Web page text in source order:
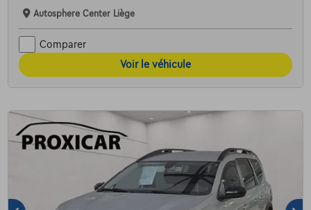
Autosphere Center Liège
Comparer
Voir le véhicule